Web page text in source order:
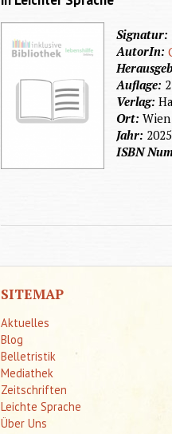
Signatur:
AutorIn:
Auflage: 2
Verlag:
Ort:Wien
Jahr: 2025
ISBN
SITEMAP
Aktuelles
Blog
Belletristik
Mediathek
Zeitschriften
Leichte Sprache
Über Uns